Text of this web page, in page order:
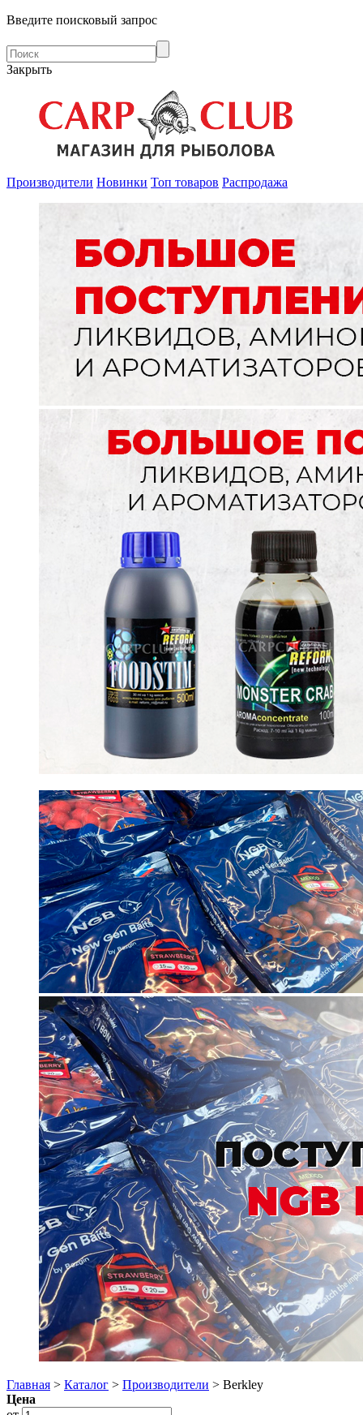
Введите поисковый запрос
Закрыть
Производители Новинки Топ товаров Распродажа
Главная > Каталог > Производители > Berkley
Цена